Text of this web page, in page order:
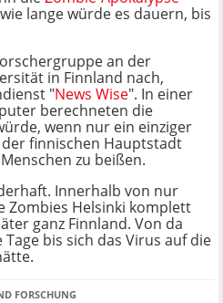
lange würde es dauern, bis
an der
in Finnland nach,
"News Wise". In einer
berechneten die
wenn nur ein einziger
finnischen Hauptstadt
zu beißen.
Innerhalb von nur
Zombies Helsinki komplett
ganz Finnland. Von da
bis sich das Virus auf die
FORSCHUNG